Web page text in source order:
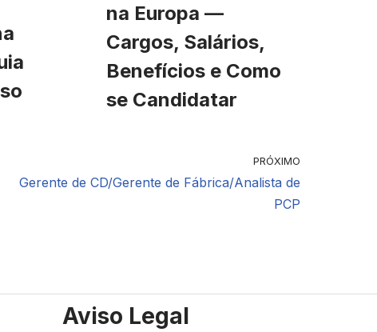
na Europa —
Cargos, Salários,
Benefícios e Como
se Candidatar
PRÓXIMO
Gerente de CD/Gerente de Fábrica/Analista de
PCP
Aviso Legal